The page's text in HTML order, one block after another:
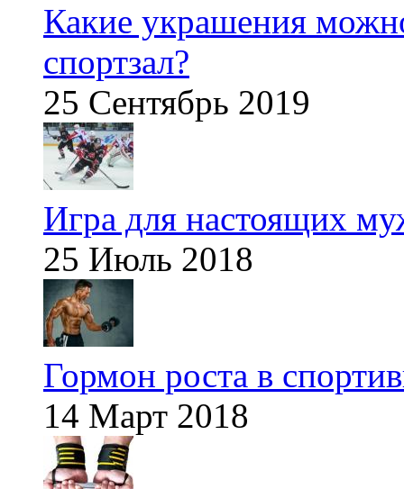
Какие украшения
спортзал?
25 Сентябрь 2019
Игра для настоящих
25 Июль 2018
Гормон роста в
14 Март 2018